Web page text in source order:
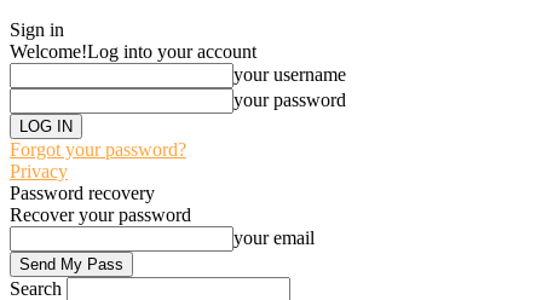
Sign in
Welcome!Log into your account
your username
your password
Forgot your password?
Privacy
Password recovery
Recover your password
your email
Search